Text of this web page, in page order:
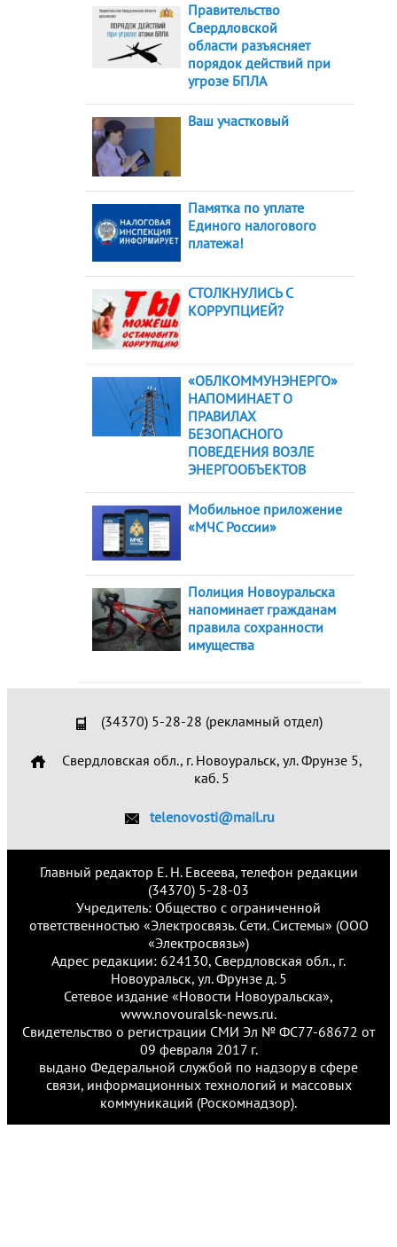
Правительство
Свердловской
области разъясняет
порядок действий при
угрозе БПЛА
Ваш участковый
Памятка по уплате
Единого налогового
платежа!
СТОЛКНУЛИСЬ С
КОРРУПЦИЕЙ?
«ОБЛКОММУНЭНЕРГО»
НАПОМИНАЕТ О
ПРАВИЛАХ
БЕЗОПАСНОГО
ПОВЕДЕНИЯ ВОЗЛЕ
ЭНЕРГООБЪЕКТОВ
Мобильное приложение
«МЧС России»
Полиция Новоуральска
напоминает гражданам
правила сохранности
имущества
(34370) 5-28-28 (рекламный отдел)
Свердловская обл., г. Новоуральск, ул. Фрунзе 5,
каб. 5
telenovosti@mail.ru
Главный редактор Е. Н. Евсеева, телефон редакции
(34370) 5-28-03
Учредитель: Общество с ограниченной
ответственностью «Электросвязь. Сети. Системы» (ООО
«Электросвязь»)
Адрес редакции: 624130, Свердловская обл., г.
Новоуральск, ул. Фрунзе д. 5
Сетевое издание «Новости Новоуральска»,
www.novouralsk-news.ru.
Свидетельство о регистрации СМИ Эл № ФС77-68672 от
09 февраля 2017 г.
выдано Федеральной службой по надзору в сфере
связи, информационных технологий и массовых
коммуникаций (Роскомнадзор).